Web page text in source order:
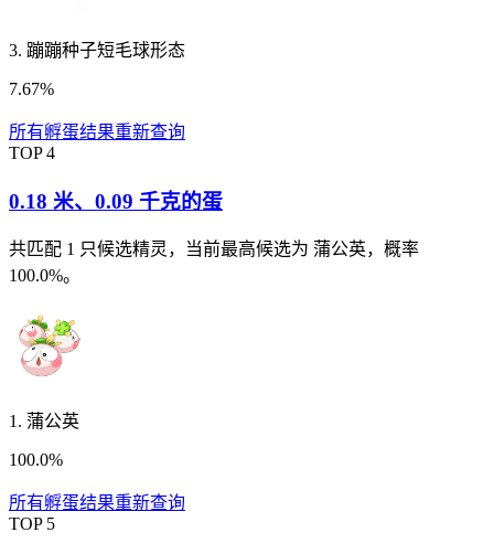
3. 蹦蹦种子短毛球形态
7.67%
所有孵蛋结果重新查询
TOP4
0.18 米、 0.09 千克的蛋
共匹配 1 只候选精灵 ，当前最高候选为 蒲公英，概率
100.0%。
1 . 蒲公英
100.0%
所有孵蛋结果重新查询
TOP 5